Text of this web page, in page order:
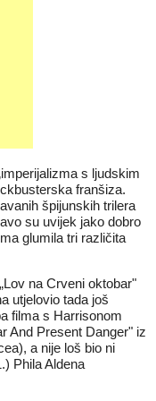
s ljudskim
franšiza.
špijunskih trilera
su uvijek jako dobro
glumila tri različita
na Crveni oktobar"
utjelovio tada još
filma s Harrisonom
And Present Danger" iz
a nije loš bio ni
Phila Aldena